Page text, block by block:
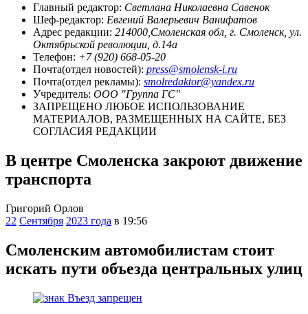
Главный редактор: Светлана Николаевна Савенок
Шеф-редактор: Евгений Валерьевич Ванифатов
Адрес редакции: 214000,Смоленская обл, г. Смоленск, ул.
Октябрьской революции, д.14а
Телефон: +7 (920) 668-05-20
Почта(отдел новостей): press@smolensk-i.ru
Почта(отдел рекламы): smolredaktor@yandex.ru
Учредитель: ООО "Группа ГС"
ЗАПРЕЩЕНО ЛЮБОЕ ИСПОЛЬЗОВАНИЕ
МАТЕРИАЛОВ, РАЗМЕЩЕННЫХ НА САЙТЕ, БЕЗ
СОГЛАСИЯ РЕДАКЦИИ
В центре Смоленска закроют движение
транспорта
Григорий Орлов
22 Сентября 2023 года в 19:56
Смоленским автомобилистам стоит
искать пути объезда центральных улиц